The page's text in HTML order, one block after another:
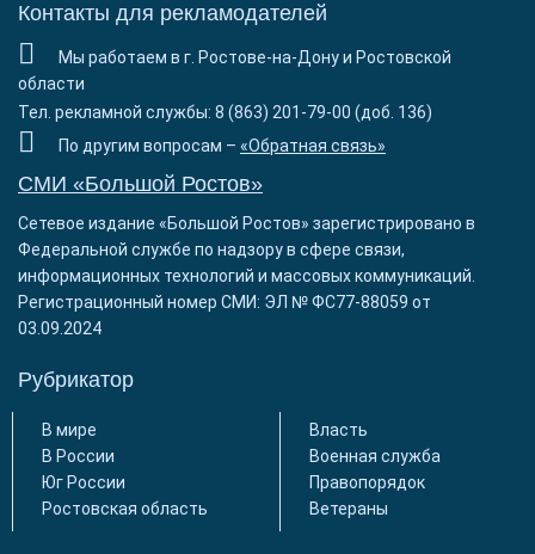
Контакты для рекламодателей
Мы работаем в г. Ростове-на-Дону и Ростовской
области
Тел. рекламной службы: 8 (863) 201-79-00 (доб. 136)
По другим вопросам – «Обратная связь»
СМИ «Большой Ростов»
Сетевое издание «Большой Ростов» зарегистрировано в
Федеральной службе по надзору в сфере связи,
информационных технологий и массовых коммуникаций.
Регистрационный номер СМИ: ЭЛ № ФС77-88059 от
03.09.2024
Рубрикатор
В мире
В России
Юг России
Ростовская область
Власть
Военная служба
Правопорядок
Ветераны